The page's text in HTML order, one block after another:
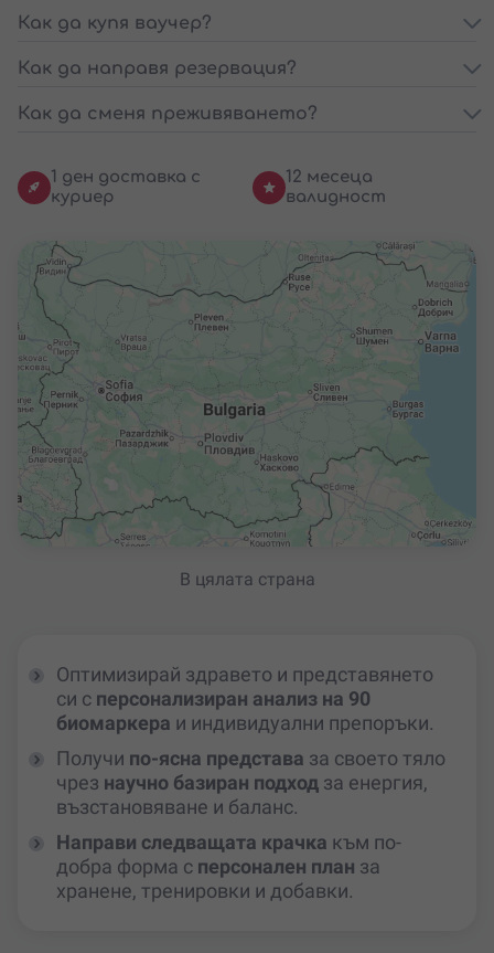
Как да купя ваучер?
Как да направя резервация?
Как да сменя преживяването?
1 ден доставка с
куриер
12 месеца
валидност
В цялата страна
Оптимизирай здравето и представянето
си с персонализиран анализ на 90
биомаркера и индивидуални препоръки.
Получи по-ясна представа за своето тяло
чрез научно базиран подход за енергия,
възстановяване и баланс.
Направи следващата крачка към по-
добра форма с персонален план за
хранене, тренировки и добавки.